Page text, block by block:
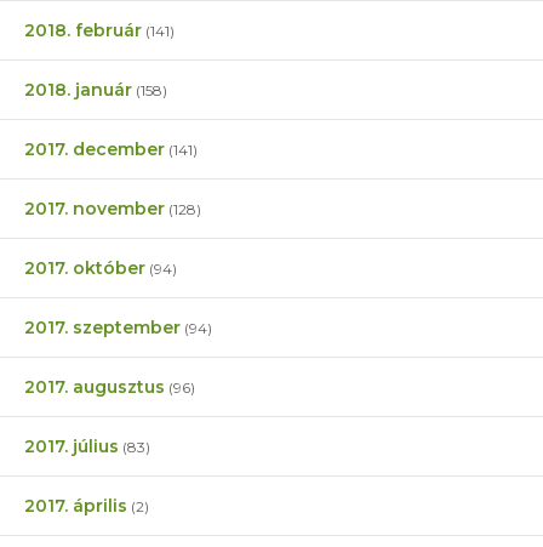
2018. február (141)
2018. január (158)
2017. december (141)
2017. november (128)
2017. október (94)
2017. szeptember (94)
2017. augusztus (96)
2017. július (83)
2017. április (2)